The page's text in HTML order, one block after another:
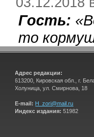
Гость: «
то
Адрес редакции:
613200, Кировская обл., г.
Холуница, ул. Смирнова, 18
E-mail: H_zori@mail.ru
Индекс издания: 51982